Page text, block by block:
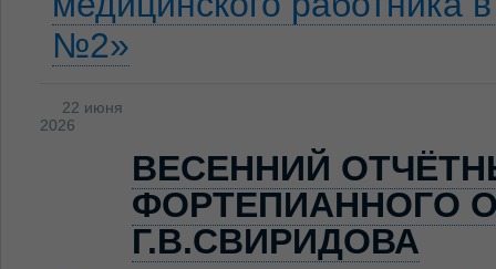
№2»
22 июня
2026
ВЕСЕННИЙ
ФОРТЕПИАННОГО
Г.В.СВИРИДОВА